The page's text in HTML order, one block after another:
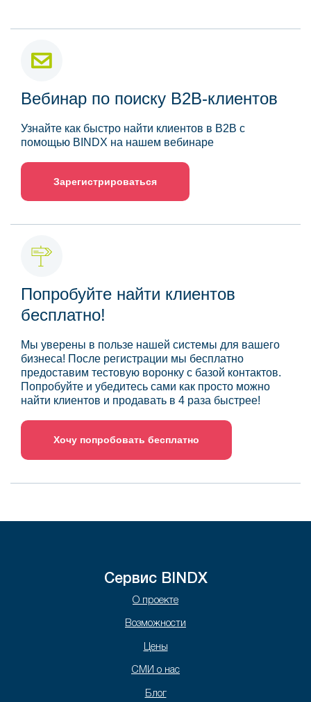
Вебинар по поиску B2B-клиентов
Узнайте как быстро найти клиентов в B2B с
помощью BINDX на нашем вебинаре
Зарегистрироваться
Попробуйте найти клиентов
бесплатно!
Мы уверены в пользе нашей системы для вашего
бизнеса! После регистрации мы бесплатно
предоставим тестовую воронку с базой контактов.
Попробуйте и убедитесь сами как просто можно
найти клиентов и продавать в 4 раза быстрее!
Хочу попробовать бесплатно
Сервис BINDX
О проекте
Возможности
Цены
СМИ о нас
Блог